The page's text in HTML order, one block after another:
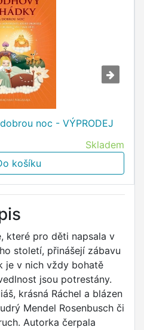
noc - VÝPRODEJ
Skladem
košíku
které pro děti napsala v
století, přinášejí zábavu
je v nich vždy bohatě
jsou potrestány.
krásná Ráchel a blázen
Mendel Rosenbusch či
Autorka čerpala